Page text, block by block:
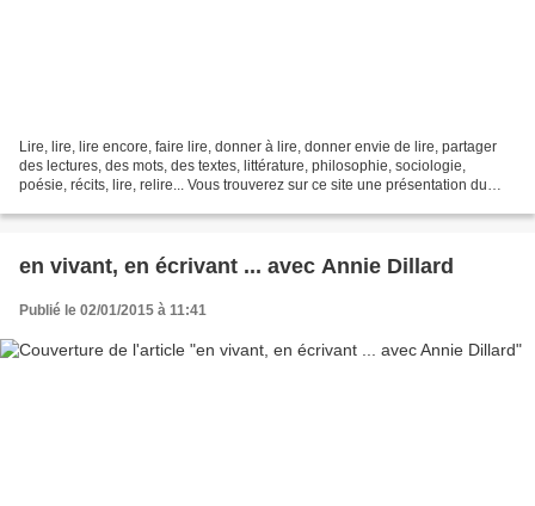
Lire, lire, lire encore, faire lire, donner à lire, donner envie de lire, partager
des lectures, des mots, des textes, littérature, philosophie, sociologie,
poésie, récits, lire, relire... Vous trouverez sur ce site une présentation du
en vivant, en écrivant ... avec Annie Dillard
Publié le 02/01/2015 à 11:41